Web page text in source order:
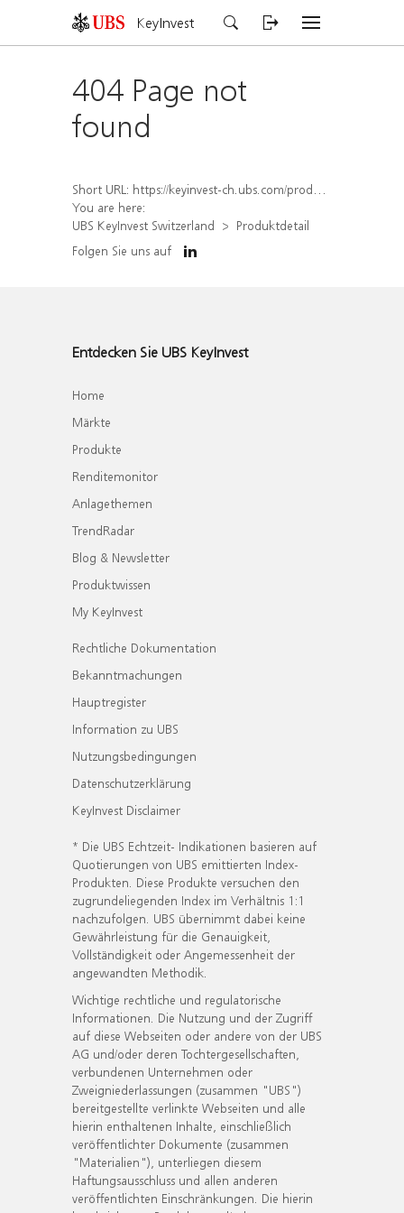
KeyInvest
404 Page not
found
Short URL: https://keyinvest-ch.ubs.com/produkt/detail/index/isin/CH1562156021
You are here:
UBS KeyInvest Switzerland
Produktdetail
Folgen Sie uns auf
Entdecken Sie UBS KeyInvest
Home
Märkte
Produkte
Renditemonitor
Anlagethemen
TrendRadar
Blog & Newsletter
Produktwissen
My KeyInvest
Rechtliche Dokumentation
Bekanntmachungen
Hauptregister
Information zu UBS
Nutzungsbedingungen
Datenschutzerklärung
KeyInvest Disclaimer
* Die UBS Echtzeit- Indikationen basieren auf
Quotierungen von UBS emittierten Index-
Produkten. Diese Produkte versuchen den
zugrundeliegenden Index im Verhältnis 1:1
nachzufolgen. UBS übernimmt dabei keine
Gewährleistung für die Genauigkeit,
Vollständigkeit oder Angemessenheit der
angewandten Methodik.
Wichtige rechtliche und regulatorische
Informationen. Die Nutzung und der Zugriff
auf diese Webseiten oder andere von der UBS
AG und/oder deren Tochtergesellschaften,
verbundenen Unternehmen oder
Zweigniederlassungen (zusammen "UBS")
bereitgestellte verlinkte Webseiten und alle
hierin enthaltenen Inhalte, einschließlich
veröffentlichter Dokumente (zusammen
"Materialien"), unterliegen diesem
Haftungsausschluss und allen anderen
veröffentlichten Einschränkungen. Die hierin